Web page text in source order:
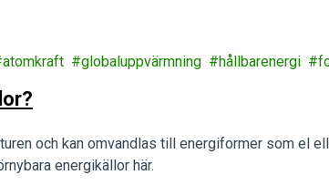
atomkraft globaluppvärmning hållbarenergi
och kan omvandlas till energiformer som el
energikällor här.